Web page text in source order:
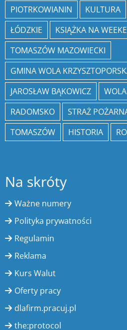
PIOTRKOWIANIN
KULTURA
ŁÓDZKIE
KSIĄŻKA NA
TOMASZÓW MAZOWIECKI
GMINA WOLA
JAROSŁAW BĄKOWICZ
RADOMSKO
STRAŻ
TOMASZÓW
HISTORIA
Na skróty
Ważne numery
Polityka prywatności
Regulamin
Reklama
Kurs Walut
Oferty pracy
dlafirm.pracuj.pl
the:protocol